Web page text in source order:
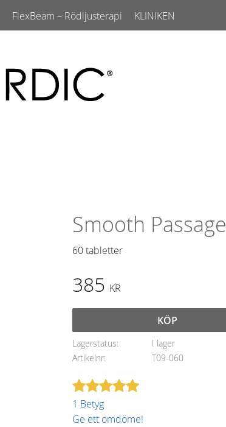
FlexBeam – Rödljusterapi KLINIKEN
Smooth Passage
60 tabletter​
385 KR
KÖP
Lagerstatus
I lager
Artikelnr
T09-060
1 Betyg
Ge ett omdöme!